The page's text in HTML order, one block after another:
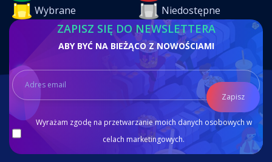
Wybrane
Niedostępne
ZAPISZ SIĘ DO NEWSLETTERA
ABY BYĆ NA BIEŻĄCO Z NOWOŚCIAMI
Zapisz
Wyrażam zgodę na przetwarzanie moich danych osobowych w
celach marketingowych.